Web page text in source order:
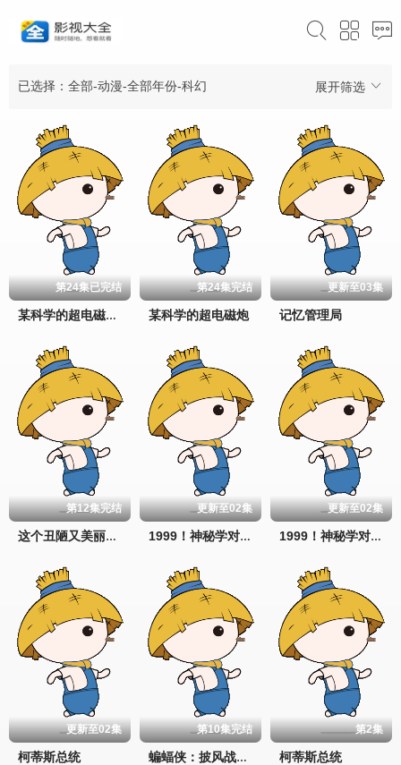
展开筛选
已选择：全部-动漫-全部年份-科幻
第24集已完结
某科学的超电磁炮S
第24集完结
某科学的超电磁炮
更新至03集
记忆管理局
第12集完结
这个丑陋又美丽的世界
更新至02集
1999！神秘学对策部英语
更新至02集
1999！神秘学对策部国语
更新至02集
柯蒂斯总统
第10集完结
蝙蝠侠：披风战士第二季
第2集
柯蒂斯总统